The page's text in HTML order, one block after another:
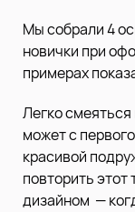
Мы собрали 4
новички при
примерах
Легко
может с
красивой
повторить
дизайном —